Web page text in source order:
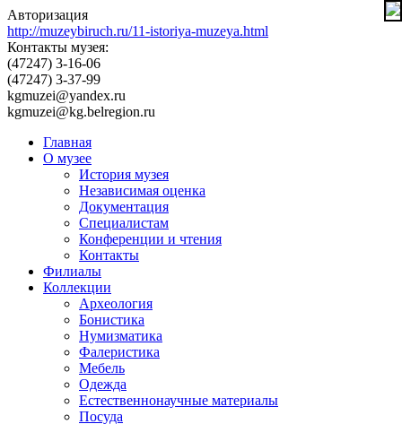
Авторизация
http://muzeybiruch.ru/11-istoriya-muzeya.html
Контакты музея:
(47247) 3-16-06
(47247) 3-37-99
kgmuzei@yandex.ru
kgmuzei@kg.belregion.ru
Главная
О музее
История музея
Независимая оценка
Документация
Специалистам
Конференции и чтения
Контакты
Филиалы
Коллекции
Археология
Бонистика
Нумизматика
Фалеристика
Мебель
Одежда
Естественнонаучные материалы
Посуда